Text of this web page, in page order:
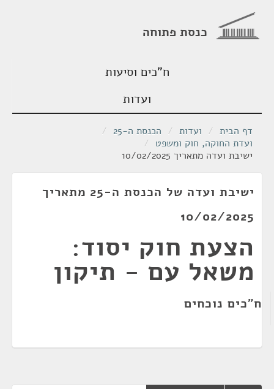
כנסת פתוחה
ח"כים וסיעות
ועדות
דף הבית / ועדות / הכנסת ה-25
/
ועדת החוקה, חוק ומשפט /
ישיבת ועדה מתאריך 10/02/2025
ישיבת ועדה של הכנסת ה-25 מתאריך
10/02/2025
הצעת חוק יסוד:
משאל עם - תיקון
ח"כים נוכחים